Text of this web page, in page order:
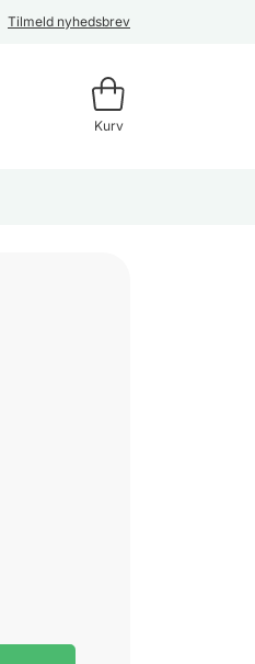
Tilmeld nyhedsbrev
Kurv